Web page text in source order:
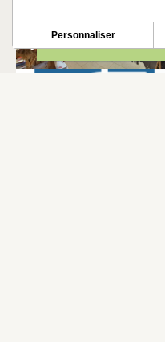
GOURMAND
Personnaliser